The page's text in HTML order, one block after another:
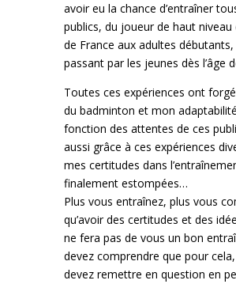
avoir eu la chance d’entraîner
publics, du joueur de haut niveau
de France aux adultes débutants,
passant par les jeunes dès l’âge
Toutes ces expériences ont
du badminton et mon
fonction des attentes de ces
aussi grâce à ces expériences
mes certitudes dans
finalement estompées…
Plus vous entraînez, plus vous
qu’avoir des certitudes et des
ne fera pas de vous un bon
devez comprendre que pour
devez remettre en question en